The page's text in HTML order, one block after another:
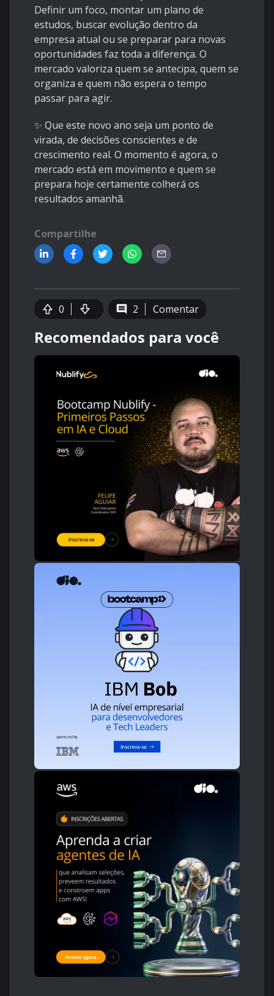
Definir um foco, montar um plano de
estudos, buscar evolução dentro da
empresa atual ou se preparar para novas
oportunidades faz toda a diferença. O
mercado valoriza quem se antecipa, quem se
organiza e quem não espera o tempo
passar para agir.
✨ Que este novo ano seja um ponto de
virada, de decisões conscientes e de
crescimento real. O momento é agora, o
mercado está em movimento e quem se
prepara hoje certamente colherá os
resultados amanhã.
Compartilhe
0 2 Comentar
Recomendados para você